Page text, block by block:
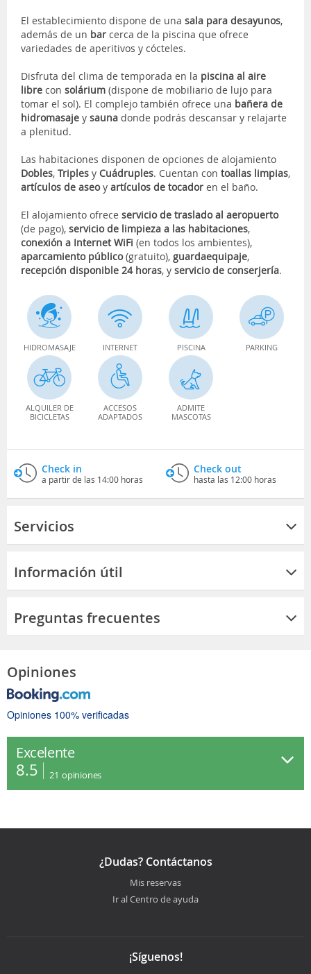
El establecimiento dispone de una sala para desayunos,
además de un bar cerca de la piscina que ofrece
variedades de aperitivos y cócteles.
Disfruta del clima de temporada en la piscina al aire
libre con solárium (dispone de mobiliario de lujo para
tomar el sol). El complejo también ofrece una bañera de
hidromasaje y sauna donde podrás descansar y relajarte
a plenitud.
Las habitaciones disponen de opciones de alojamiento
Dobles, Triples y Cuádruples. Cuentan con toallas limpias,
artículos de aseoy artículos de tocador en el baño.
El alojamiento ofrece servicio de traslado al aeropuerto
(de pago), servicio de limpieza a las habitaciones,
conexión a Internet WiFi (en todos los ambientes),
aparcamiento público(gratuito), guardaequipaje,
recepción disponible 24 horas, y servicio de conserjería.
HIDROMASAJE INTERNET PISCINA PARKING
ALQUILER DE
BICICLETAS
ACCESOS
ADAPTADOS
ADMITE
MASCOTAS
Check in
a partir de las 14:00 horas
Check out
hasta las 12:00 horas
Servicios
Información útil
Preguntas frecuentes
Opiniones
Opiniones 100% verificadas
Excelente
8.5 21 opiniones
¿Dudas? Contáctanos
Mis reservas
Ir al Centro de ayuda
¡Síguenos!